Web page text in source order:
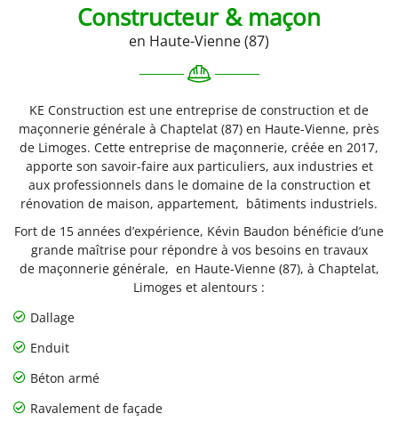
l'adresse email indiqué ci-dessus. Vous pouvez vous désinscrire à tout moment en
le formulaire de désinscription.
INSCRIPTION
Constructeur & maçon
en Haute-Vienne (87)
KE Construction est une entreprise de construction et de
maçonnerie générale à Chaptelat (87) en Haute-Vienne, près
de Limoges. Cette entreprise de maçonnerie, créée en 2017,
apporte son savoir-faire aux particuliers, aux industries et
aux professionnels dans le domaine de la construction et
rénovation de maison, appartement, bâtiments industriels.
Fort de 15 années d’expérience, Kévin Baudon bénéficie d’une
grande maîtrise pour répondre à vos besoins en travaux
de maçonnerie générale, en Haute-Vienne (87), à Chaptelat,
Limoges et alentours :
Dallage
Enduit
Béton armé
Ravalement de façade